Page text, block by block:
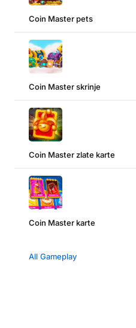
Coin Master pets
Coin Master skrinje
Coin Master zlate karte
Coin Master karte
All Gameplay